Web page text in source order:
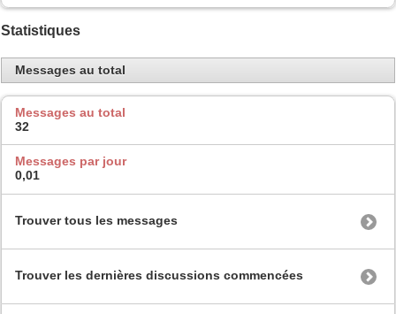
Statistiques
Messages au total
Messages au total
32
Messages par jour
0,01
Trouver tous les messages
Trouver les dernières discussions commencées